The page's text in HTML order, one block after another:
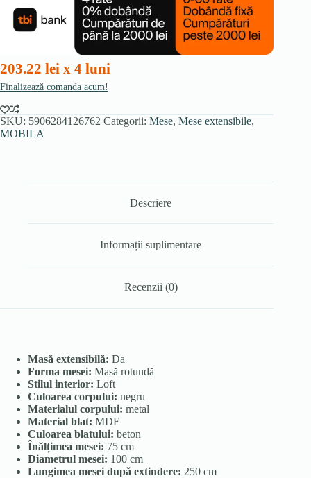
142
Stejar
203.22 lei x 4 luni
Finalizează comanda acum!
SKU: 5906284126762 Categorii: Mese, Mese extensibile,
MOBILA
Descriere
Informații suplimentare
Recenzii (0)
Masă extensibilă: Da
Forma mesei: Masă rotundă
Stilul interior: Loft
Culoarea corpului: negru
Materialul corpului: metal
Material blat: MDF
Culoarea blatului: beton
Înălțimea mesei: 75 cm
Diametrul mesei: 100 cm
Lungimea mesei după extindere: 250 cm